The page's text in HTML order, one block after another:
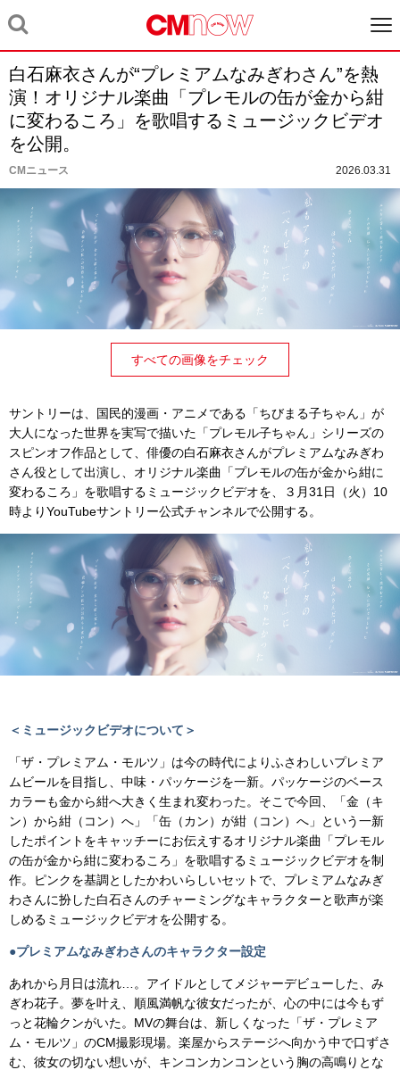
白石麻衣さんが“プレミアムなみぎわさん”を熱
演！オリジナル楽曲「プレモルの缶が金から紺
に変わるころ」を歌唱するミュージックビデオ
を公開。
CMニュース 2026.03.31
すべての画像をチェック
サントリーは、国民的漫画・アニメである「ちびまる子ちゃん」が
大人になった世界を実写で描いた「プレモル子ちゃん」シリーズの
スピンオフ作品として、俳優の白石麻衣さんがプレミアムなみぎわ
さん役として出演し、オリジナル楽曲「プレモルの缶が金から紺に
変わるころ」を歌唱するミュージックビデオを、３月31日（火）10
時よりYouTubeサントリー公式チャンネルで公開する。
＜ミュージックビデオについて＞
「ザ・プレミアム・モルツ」は今の時代によりふさわしいプレミア
ムビールを目指し、中味・パッケージを一新。パッケージのベース
カラーも金から紺へ大きく生まれ変わった。そこで今回、「金（キ
ン）から紺（コン）へ」「缶（カン）が紺（コン）へ」という一新
したポイントをキャッチーにお伝えするオリジナル楽曲「プレモル
の缶が金から紺に変わるころ」を歌唱するミュージックビデオを制
作。ピンクを基調としたかわいらしいセットで、プレミアムなみぎ
わさんに扮した白石さんのチャーミングなキャラクターと歌声が楽
しめるミュージックビデオを公開する。
●プレミアムなみぎわさんのキャラクター設定
あれから月日は流れ…。アイドルとしてメジャーデビューした、み
ぎわ花子。夢を叶え、順風満帆な彼女だったが、心の中には今もず
っと花輪クンがいた。MVの舞台は、新しくなった「ザ・プレミア
ム・モルツ」のCM撮影現場。楽屋からステージへ向かう中で口ずさ
む、彼女の切ない想いが、キンコンカンコンという胸の高鳴りとな